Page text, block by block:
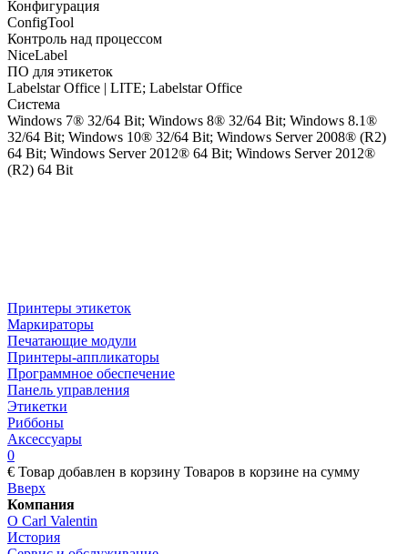
Конфигурация
ConfigTool
Контроль над процессом
NiceLabel
ПО для этикеток
Labelstar Office | LITE; Labelstar Office
Система
Windows 7® 32/64 Bit; Windows 8® 32/64 Bit; Windows 8.1®
32/64 Bit; Windows 10® 32/64 Bit; Windows Server 2008® (R2)
64 Bit; Windows Server 2012® 64 Bit; Windows Server 2012®
(R2) 64 Bit
Принтеры этикеток
Маркираторы
Печатающие модули
Принтеры-аппликаторы
Программное обеспечение
Панель управления
Этикетки
Риббоны
Аксессуары
0
€ Товар добавлен в корзину Товаров в корзине на сумму
Вверх
Компания
О Carl Valentin
История